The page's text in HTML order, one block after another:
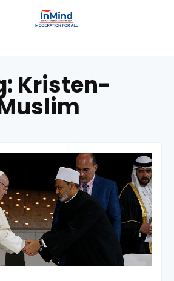
Kristen-